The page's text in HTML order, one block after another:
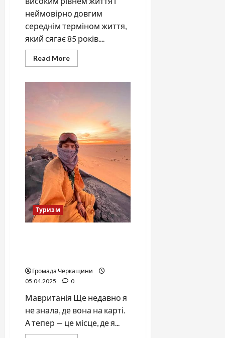
неймовірно довгим
середнім терміном життя,
який сягає 85 років....
Read MoreRead
more
країну
Туризм
Громада Черкащини
05.04.2025
0
Мавританія Ще недавно я
не знала, де вона на карті.
А тепер — це місце, де я...